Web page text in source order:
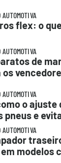
flex: o
de
o ajuste
pneus e
modelos